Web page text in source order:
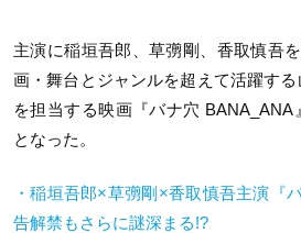
主演に稲垣吾郎、草彅剛、香取慎吾
画・舞台とジャンルを超えて活躍す
を担当する映画『バナ穴
となった。
・稲垣吾郎×草彅剛×香取慎吾主演『
告解禁もさらに謎深まる!?